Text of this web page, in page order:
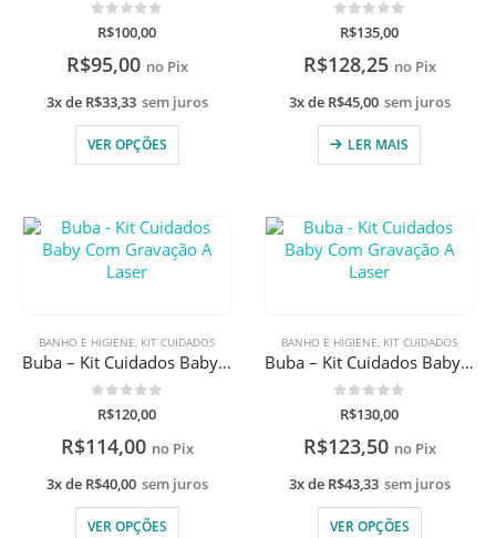
0de 5
R$100,00
R$95,00 no Pix
3x de R$33,33 sem juros
VER OPÇÕES
0de 5
R$135,00
R$128,25 no Pix
3x de R$45,00 sem juros
LER MAIS
BANHO E HIGIENE, KIT CUIDADOS
Buba – Kit Cuidados Baby Com Gravação A Laser
de 5
R$120,00
R$114,00 no Pix
3x de R$40,00 sem juros
VER OPÇÕES
BANHO E HIGIENE, KIT CUIDADOS
Buba – Kit Cuidados Baby Com Gravação A Laser
de 5
R$130,00
R$123,50 no Pix
3x de R$43,33 sem juros
VER OPÇÕES